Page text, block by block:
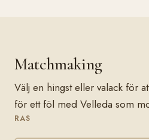
Matchmaking
Välj en hingst eller valack för
för ett föl med Velleda som
RAS